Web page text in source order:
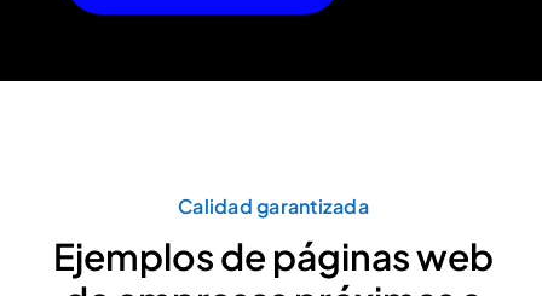
Calidad garantizada
Ejemplos de páginas web